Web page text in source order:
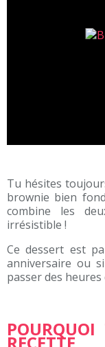
Tu hésites
brownie bien
combine les
irrésistible !
Ce dessert est
anniversaire ou
passer des heures